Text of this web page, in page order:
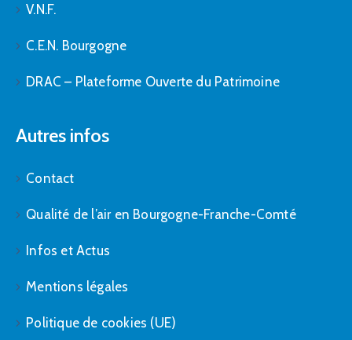
V.N.F.
C.E.N. Bourgogne
DRAC – Plateforme Ouverte du Patrimoine
Autres infos
Contact
Qualité de l’air en Bourgogne-Franche-Comté
Infos et Actus
Mentions légales
Politique de cookies (UE)